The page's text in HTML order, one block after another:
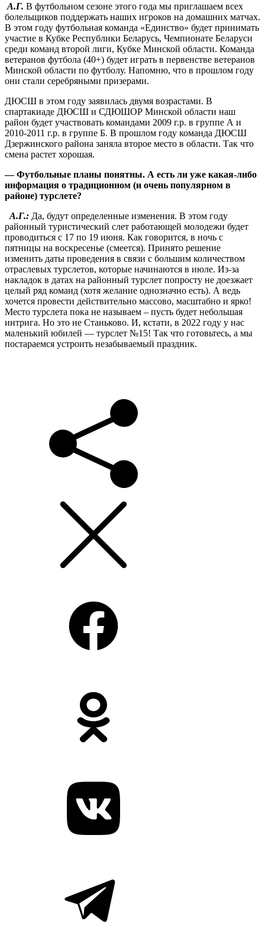
А.Г. В футбольном сезоне этого года мы приглашаем всех
болельщиков поддержать наших игроков на домашних матчах.
В этом году футбольная команда «Единство» будет принимать
участие в Кубке Республики Беларусь, Чемпионате Беларуси
среди команд второй лиги, Кубке Минской области. Команда
ветеранов футбола (40+) будет играть в первенстве ветеранов
Минской области по футболу. Напомню, что в прошлом году
они стали серебряными призерами.
ДЮСШ в этом году заявилась двумя возрастами. В
спартакиаде ДЮСШ и СДЮШОР Минской области наш
район будет участвовать командами 2009 г.р. в группе А и
2010-2011 г.р. в группе Б. В прошлом году команда ДЮСШ
Дзержинского района заняла второе место в области. Так что
смена растет хорошая.
— Футбольные планы понятны. А есть ли уже какая-либо
информация о традиционном (и очень популярном в
районе) турслете?
А.Г.: Да, будут определенные изменения. В этом году
районный туристический слет работающей молодежи будет
проводиться с 17 по 19 июня. Как говорится, в ночь с
пятницы на воскресенье (смеется). Принято решение
изменить даты проведения в связи с большим количеством
отраслевых турслетов, которые начинаются в июле. Из-за
накладок в датах на районный турслет попросту не доезжает
целый ряд команд (хотя желание однозначно есть). А ведь
хочется провести действительно массово, масштабно и ярко!
Место турслета пока не называем – пусть будет небольшая
интрига. Но это не Станьково. И, кстати, в 2022 году у нас
маленький юбилей — турслет №15! Так что готовьтесь, а мы
постараемся устроить незабываемый праздник.